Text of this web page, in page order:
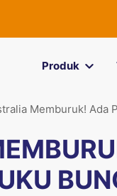
Produk
Memburuk! Ada